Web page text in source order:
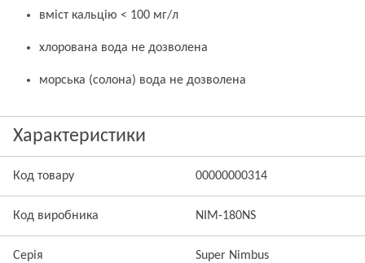
вміст кальцію < 100 мг/л
хлорована вода не дозволена
морська (солона) вода не дозволена
Характеристики
Код товару 00000000314
Код виробника NIM-180NS
Серія Super Nimbus